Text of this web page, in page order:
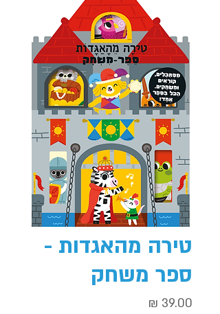
טירה מהאגדות -
ספר משחק